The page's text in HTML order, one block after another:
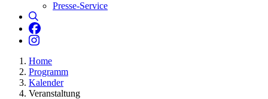
Presse-Service
Literaturhaus Hannover bei Facebook
Literaturhaus Hannover bei Instagram
Home
Programm
Kalender
Veranstaltung